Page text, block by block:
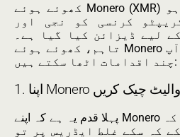
کھوئے ہوئے Monero (XMR) کا سراغ لگانا مشکل ہو
کرنسی کو نجی اور
لیے ڈیزائن کیا گیا ہے۔
تاہم، کھوئے ہوئے Monero کو بحال کرنے کے لیے آپ
چند اقدامات اٹھا سکتے ہیں:
1. اپنا Monero والیٹ چیک کریں
پہلا قدم یہ ہے کہ اپنے Monero والیٹ کو چیک کریں تاکہ
کہ سکے غلط ایڈریس پر تو